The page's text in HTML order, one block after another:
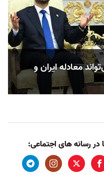
معادله ایران و
در رسانه های اجتماعی: